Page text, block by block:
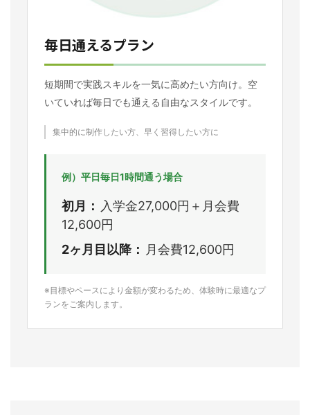
毎日通えるプラン
短期間で実践スキルを一気に高めたい方向け。空
いていれば毎日でも通える自由なスタイルです。
集中的に制作したい方、早く習得したい方に
例）平日毎日1時間通う場合
初月：
入学金27,000円＋月会費
12,600円
2ヶ月目以降：
月会費12,600円
※目標やペースにより金額が変わるため、体験時に最適なプ
ランをご案内します。